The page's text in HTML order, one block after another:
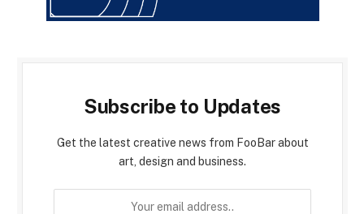
Subscribe to Updates
Get the latest creative news from FooBar about
art, design and business.